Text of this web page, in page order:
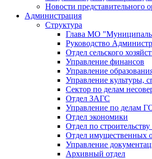
Новости представительного
Администрация
Структура
Глава МО
Руководство
Отдел сельского
Управление финансов
Управление
Управление культуры,
Сектор по делам
Отдел ЗАГС
Управление по делам
Отдел экономики
Отдел по
Отдел имущественных
Управление
Архивный отдел